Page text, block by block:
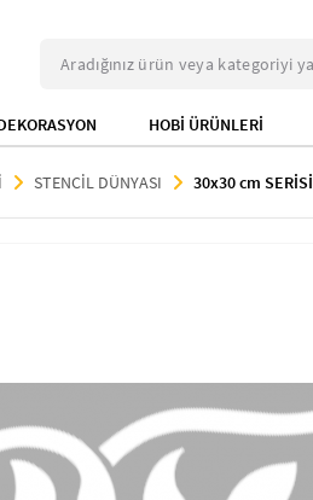
HOBİ ÜRÜNLERİ
STENCİL DÜNYASI 30x30 cm SERİSİ